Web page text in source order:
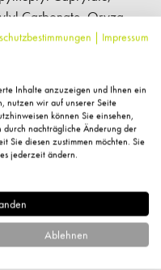
Carbonate, Oryza
C12-15 Alkyl
Xanthan Gum,
Hydrogenated
Protein, Lecithin,
Parkii (Shea)
Palmitoyl Tripeptide-5,
3, Trifolium Pratense
Squalane,
Isomerate,
Pistacia Lentiscus
| Impressum
Inhalte anzuzeigen und Ihnen ein
nutzen wir auf unserer Seite
können Sie einsehen,
nachträgliche Änderung der
Sie diesen zustimmen möchten. Sie
jederzeit ändern.
Ablehnen